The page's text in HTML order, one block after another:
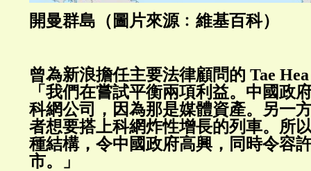
開曼群島（圖片來源﹕維基百科）
曾為新浪擔任主要法律顧問的 Tae
「我們在嘗試平衡兩項利益。中國政
科網公司，因為那是媒體資產。另一
者想要搭上科網炸性增長的列車。所
種結構，令中國政府高興，同時令容
市。」